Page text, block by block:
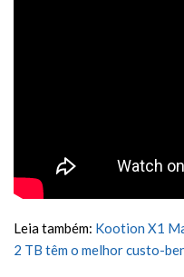
Leia também: Kootion X1
2 TB têm o melhor custo-